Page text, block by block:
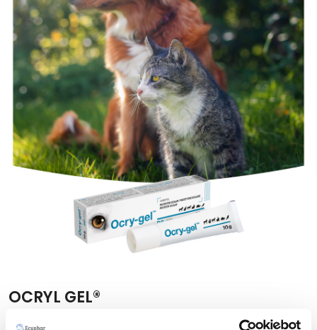
OCRYL GEL®
OCRYL GEL protezione e salvaguardia corneale; gel a